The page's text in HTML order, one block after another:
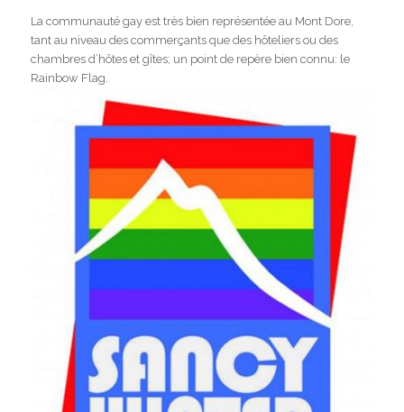
La communauté gay est très bien représentée au Mont Dore,
tant au niveau des commerçants que des hôteliers ou des
chambres d’hôtes et gîtes; un point de repère bien connu: le
Rainbow Flag.